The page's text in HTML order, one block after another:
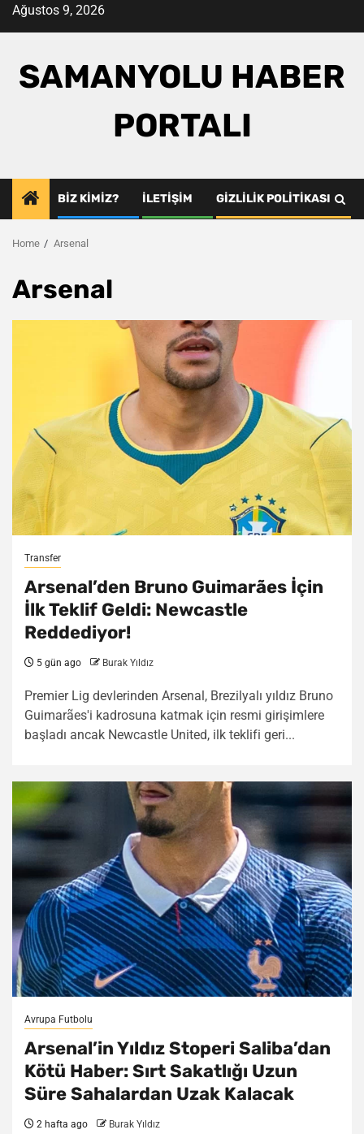
SkipAğustos 9, 2026
SAMANYOLU HABER
PORTALI
BIZ KIMIZ? İLETIŞIM GIZLILIK POLITIKASI
Home Arsenal
Arsenal
Transfer
Arsenal’den Bruno Guimarães İçin
İlk Teklif Geldi: Newcastle
Reddediyor!
5 gün ago Burak Yıldız
Premier Lig devlerinden Arsenal, Brezilyalı yıldız Bruno
Guimarães'i kadrosuna katmak için resmi girişimlere
başladı ancak Newcastle United, ilk teklifi geri...
Avrupa Futbolu
Arsenal’in Yıldız Stoperi Saliba’dan
Kötü Haber: Sırt Sakatlığı Uzun
Süre Sahalardan Uzak Kalacak
2 hafta ago Burak Yıldız